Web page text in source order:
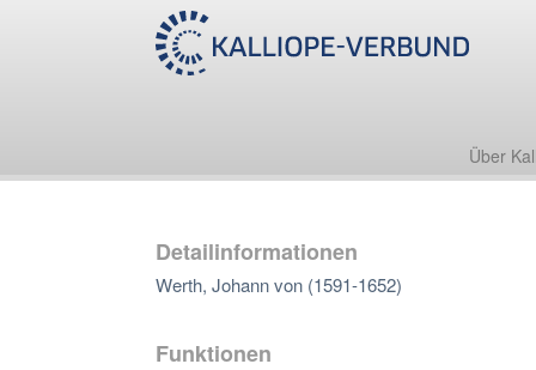
Über
Detailinformationen
Werth, Johann von (1591-1652)
Funktionen